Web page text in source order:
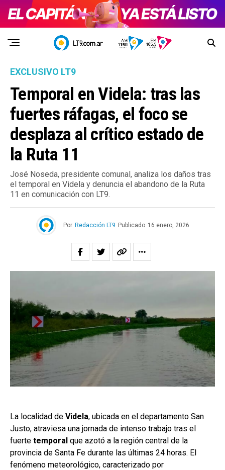
EXCLUSIVO LT9
Temporal en Videla: tras las
fuertes ráfagas, el foco se
desplaza al crítico estado de
la Ruta 11
José Noseda, presidente comunal, analiza los daños tras
el temporal en Videla y denuncia el abandono de la Ruta
11 en comunicación con LT9.
Por Redacción LT9 Publicado 16 enero, 2026
La localidad de Videla, ubicada en el departamento San
Justo, atraviesa una jornada de intenso trabajo tras el
fuerte temporal que azotó a la región central de la
provincia de Santa Fe durante las últimas 24 horas. El
fenómeno meteorológico, caracterizado por